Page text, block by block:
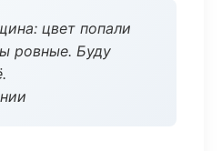
цвет попали
ровные. Буду